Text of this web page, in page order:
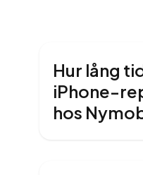
Hur lång
iPhone-
hos